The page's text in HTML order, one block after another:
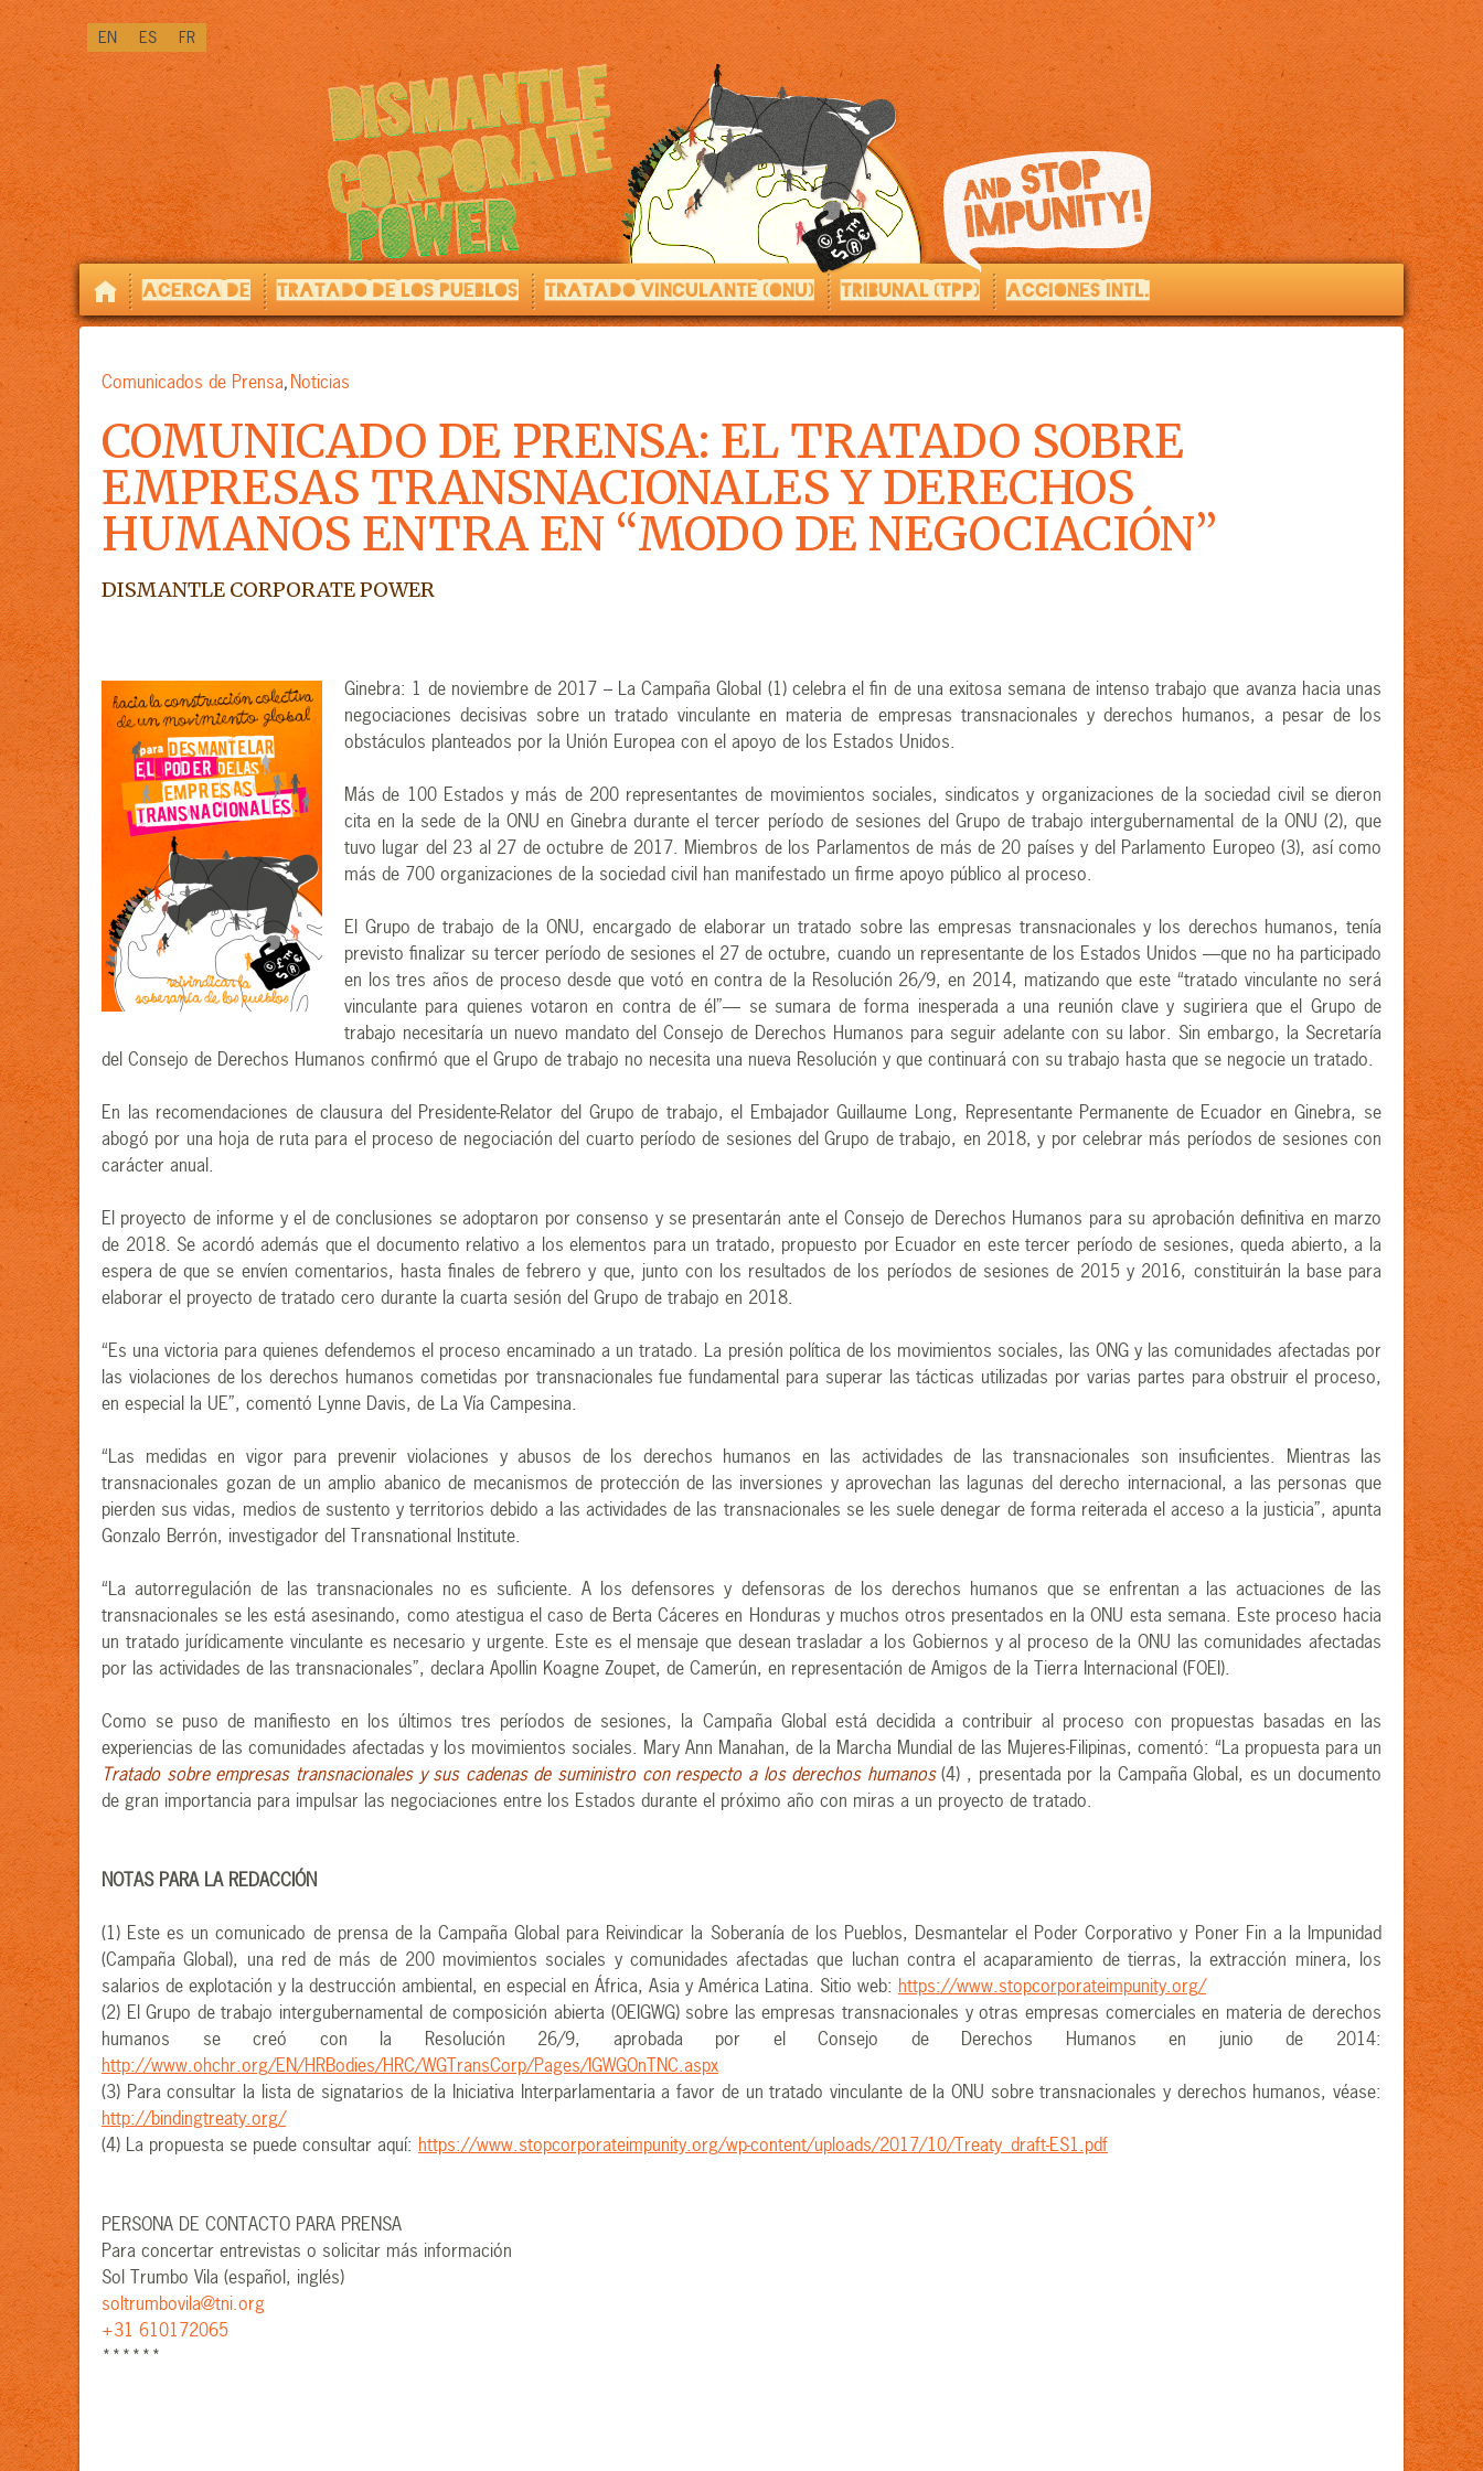
PRÓXIMAMENTE
DISPONIBLE
IN
[LINK]VERSIÓN
PREMIUM[/LINK]:
EN ES FR
ACERCA DE TRATADO DE LOS PUEBLOS TRATADO VINCULANTE (ONU) TRIBUNAL (TPP) ACCIONES INTL.
Comunicados de Prensa, Noticias
COMUNICADO DE PRENSA: EL TRATADO SOBRE
EMPRESAS TRANSNACIONALES Y DERECHOS
HUMANOS ENTRA EN “MODO DE NEGOCIACIÓN”
DISMANTLE CORPORATE POWER
Ginebra: 1 de noviembre de 2017 – La Campaña Global (1) celebra el fin de una exitosa semana de intenso trabajo que avanza hacia unas
negociaciones decisivas sobre un tratado vinculante en materia de empresas transnacionales y derechos humanos, a pesar de los
obstáculos planteados por la Unión Europea con el apoyo de los Estados Unidos.
Más de 100 Estados y más de 200 representantes de movimientos sociales, sindicatos y organizaciones de la sociedad civil se dieron
cita en la sede de la ONU en Ginebra durante el tercer período de sesiones del Grupo de trabajo intergubernamental de la ONU (2), que
tuvo lugar del 23 al 27 de octubre de 2017. Miembros de los Parlamentos de más de 20 países y del Parlamento Europeo (3), así como
más de 700 organizaciones de la sociedad civil han manifestado un firme apoyo público al proceso.
El Grupo de trabajo de la ONU, encargado de elaborar un tratado sobre las empresas transnacionales y los derechos humanos, tenía
previsto finalizar su tercer período de sesiones el 27 de octubre, cuando un representante de los Estados Unidos —que no ha participado
en los tres años de proceso desde que votó en contra de la Resolución 26/9, en 2014, matizando que este “tratado vinculante no será
vinculante para quienes votaron en contra de él”— se sumara de forma inesperada a una reunión clave y sugiriera que el Grupo de
trabajo necesitaría un nuevo mandato del Consejo de Derechos Humanos para seguir adelante con su labor. Sin embargo, la Secretaría
del Consejo de Derechos Humanos confirmó que el Grupo de trabajo no necesita una nueva Resolución y que continuará con su trabajo hasta que se negocie un tratado.
En las recomendaciones de clausura del Presidente-Relator del Grupo de trabajo, el Embajador Guillaume Long, Representante Permanente de Ecuador en Ginebra, se
abogó por una hoja de ruta para el proceso de negociación del cuarto período de sesiones del Grupo de trabajo, en 2018, y por celebrar más períodos de sesiones con
carácter anual.
El proyecto de informe y el de conclusiones se adoptaron por consenso y se presentarán ante el Consejo de Derechos Humanos para su aprobación definitiva en marzo
de 2018. Se acordó además que el documento relativo a los elementos para un tratado, propuesto por Ecuador en este tercer período de sesiones, queda abierto, a la
espera de que se envíen comentarios, hasta finales de febrero y que, junto con los resultados de los períodos de sesiones de 2015 y 2016, constituirán la base para
elaborar el proyecto de tratado cero durante la cuarta sesión del Grupo de trabajo en 2018.
“Es una victoria para quienes defendemos el proceso encaminado a un tratado. La presión política de los movimientos sociales, las ONG y las comunidades afectadas por
las violaciones de los derechos humanos cometidas por transnacionales fue fundamental para superar las tácticas utilizadas por varias partes para obstruir el proceso,
en especial la UE”, comentó Lynne Davis, de La Vía Campesina.
“Las medidas en vigor para prevenir violaciones y abusos de los derechos humanos en las actividades de las transnacionales son insuficientes. Mientras las
transnacionales gozan de un amplio abanico de mecanismos de protección de las inversiones y aprovechan las lagunas del derecho internacional, a las personas que
pierden sus vidas, medios de sustento y territorios debido a las actividades de las transnacionales se les suele denegar de forma reiterada el acceso a la justicia”, apunta
Gonzalo Berrón, investigador del Transnational Institute.
“La autorregulación de las transnacionales no es suficiente. A los defensores y defensoras de los derechos humanos que se enfrentan a las actuaciones de las
transnacionales se les está asesinando, como atestigua el caso de Berta Cáceres en Honduras y muchos otros presentados en la ONU esta semana. Este proceso hacia
un tratado jurídicamente vinculante es necesario y urgente. Este es el mensaje que desean trasladar a los Gobiernos y al proceso de la ONU las comunidades afectadas
por las actividades de las transnacionales”, declara Apollin Koagne Zoupet, de Camerún, en representación de Amigos de la Tierra Internacional (FOEI).
Como se puso de manifiesto en los últimos tres períodos de sesiones, la Campaña Global está decidida a contribuir al proceso con propuestas basadas en las
experiencias de las comunidades afectadas y los movimientos sociales. Mary Ann Manahan, de la Marcha Mundial de las Mujeres-Filipinas, comentó: “La propuesta para un
Tratado sobre empresas transnacionales y sus cadenas de suministro con respecto a los derechos humanos(4) , presentada por la Campaña Global, es un documento
de gran importancia para impulsar las negociaciones entre los Estados durante el próximo año con miras a un proyecto de tratado.
NOTAS PARA LA REDACCIÓN
(1) Este es un comunicado de prensa de la Campaña Global para Reivindicar la Soberanía de los Pueblos, Desmantelar el Poder Corporativo y Poner Fin a la Impunidad
(Campaña Global), una red de más de 200 movimientos sociales y comunidades afectadas que luchan contra el acaparamiento de tierras, la extracción minera, los
salarios de explotación y la destrucción ambiental, en especial en África, Asia y América Latina. Sitio web: https://www.stopcorporateimpunity.org/
(2) El Grupo de trabajo intergubernamental de composición abierta (OEIGWG) sobre las empresas transnacionales y otras empresas comerciales en materia de derechos
humanos se creó con la Resolución 26/9, aprobada por el Consejo de Derechos Humanos en junio de 2014:
http://www.ohchr.org/EN/HRBodies/HRC/WGTransCorp/Pages/IGWGOnTNC.aspx
(3) Para consultar la lista de signatarios de la Iniciativa Interparlamentaria a favor de un tratado vinculante de la ONU sobre transnacionales y derechos humanos, véase:
http://bindingtreaty.org/
(4) La propuesta se puede consultar aquí: https://www.stopcorporateimpunity.org/wp-content/uploads/2017/10/Treaty_draft-ES1.pdf
PERSONA DE CONTACTO PARA PRENSA
Para concertar entrevistas o solicitar más información
Sol Trumbo Vila (español, inglés)
soltrumbovila@tni.org
+31 610172065
******